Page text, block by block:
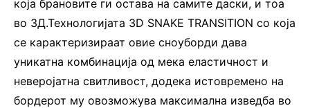
која брановите ги остава на самите даски, и тоа
во 3Д.Технологијата 3D SNAKE TRANSITION со која
се карактеризираат овие сноуборди дава
уникатна комбинација од мека еластичност и
неверојатна свитливост, додека истовремено на
бордерот му овозможува максимална изведба во